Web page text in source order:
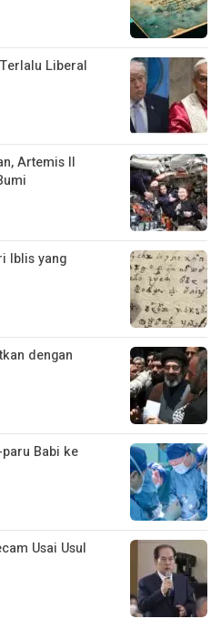
Liberal
Artemis II
Iblis yang
dengan
Babi ke
Usai Usul